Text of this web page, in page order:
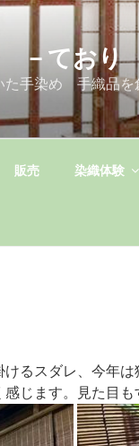
－ており
た手染め 手織品を
販売 染織体験
るスダレ、今年
じます。見た目も